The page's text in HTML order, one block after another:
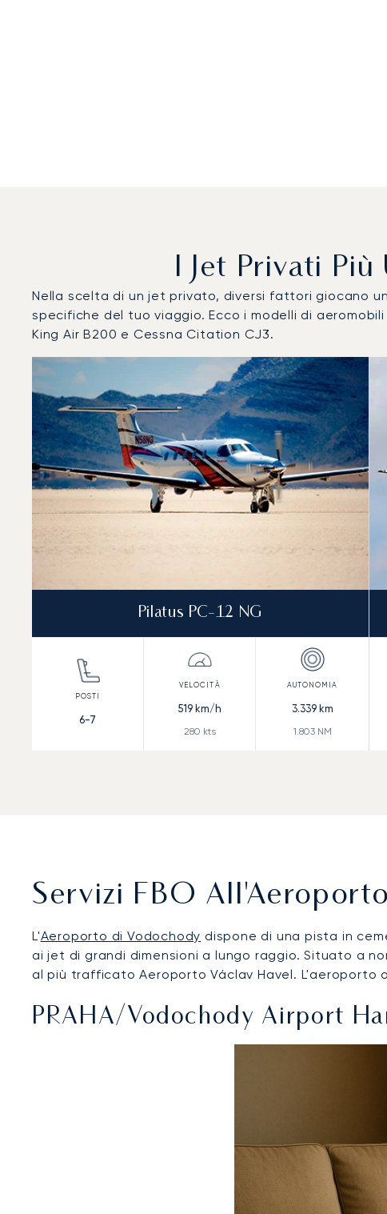
I Jet Privati
Nella scelta di un jet privato, diversi fattori giocano
specifiche del tuo viaggio. Ecco i modelli di
King Air B200 e Cessna Citation CJ3.
Aeroporto di Vodochody : I 3 modelli di aeromobile più
Foto dell'aeromobile Modello di aeromobile
Posti
Velocità (km/h)
Velocità (nodi)
Autonomia (km)
Autonomia (NM)
Pilatus PC-12 NG
6-7
519km/h
280 kts
3.339km
1.803NM
Servizi FBO
L'Aeroporto di Vodochody dispone di una pista in
ai jet di grandi dimensioni a lungo raggio. Situato a
al più trafficato Aeroporto Václav Havel. L'aeroporto
PRAHA/Vodochody Airport